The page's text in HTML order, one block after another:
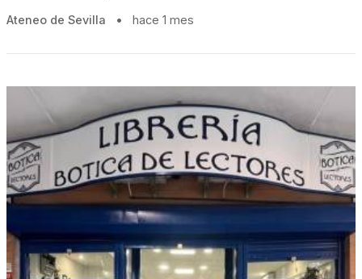
Ateneo de Sevilla • hace 1 mes